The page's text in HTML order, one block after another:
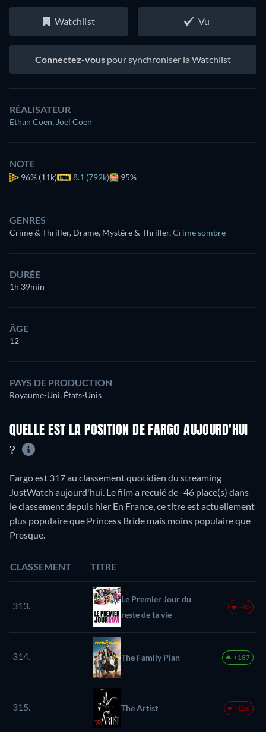
Watchlist Vu
Connectez-vous pour synchroniser la Watchlist
RÉALISATEUR
Ethan Coen, Joel Coen
NOTE
96% (11k) 8.1 (792k) 95%
GENRES
Crime & Thriller, Drame, Mystère & Thriller,Crime sombre
DURÉE
1h 39min
ÂGE
12
PAYS DE PRODUCTION
Royaume-Uni, États-Unis
QUELLE EST LA POSITION DE FARGO AUJOURD'HUI
?
Fargo est 317 au classement quotidien du streaming
JustWatch aujourd'hui. Le film a reculé de -46 place(s) dans
le classement depuis hier En France, ce titre est actuellement
plus populaire que Princess Bride mais moins populaire que
Presque.
CLASSEMENT TITRE
313.
Le Premier Jour du
reste de ta vie
-10
314. The Family Plan +187
315. The Artist -126